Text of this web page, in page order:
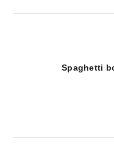
Article
Spaghetti